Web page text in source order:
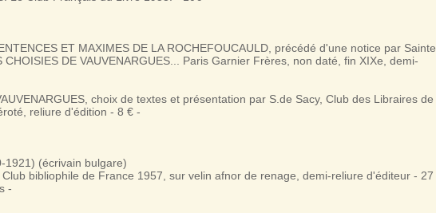
ET MAXIMES DE LA ROCHEFOUCAULD, précédé d'une notice par Sainte
CHOISIES DE VAUVENARGUES... Paris Garnier Frères, non daté, fin XIXe, demi-
choix de textes et présentation par S.de Sacy, Club des Libraires de
reliure d'édition - 8 € -
1921) (écrivain bulgare)
Club bibliophile de France 1957, sur velin afnor de renage, demi-reliure d'éditeur - 27
-